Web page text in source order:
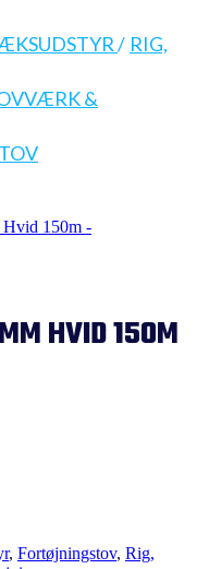
/ RIG,
&
HVID 150M
, Fortøjningstov, Rig,